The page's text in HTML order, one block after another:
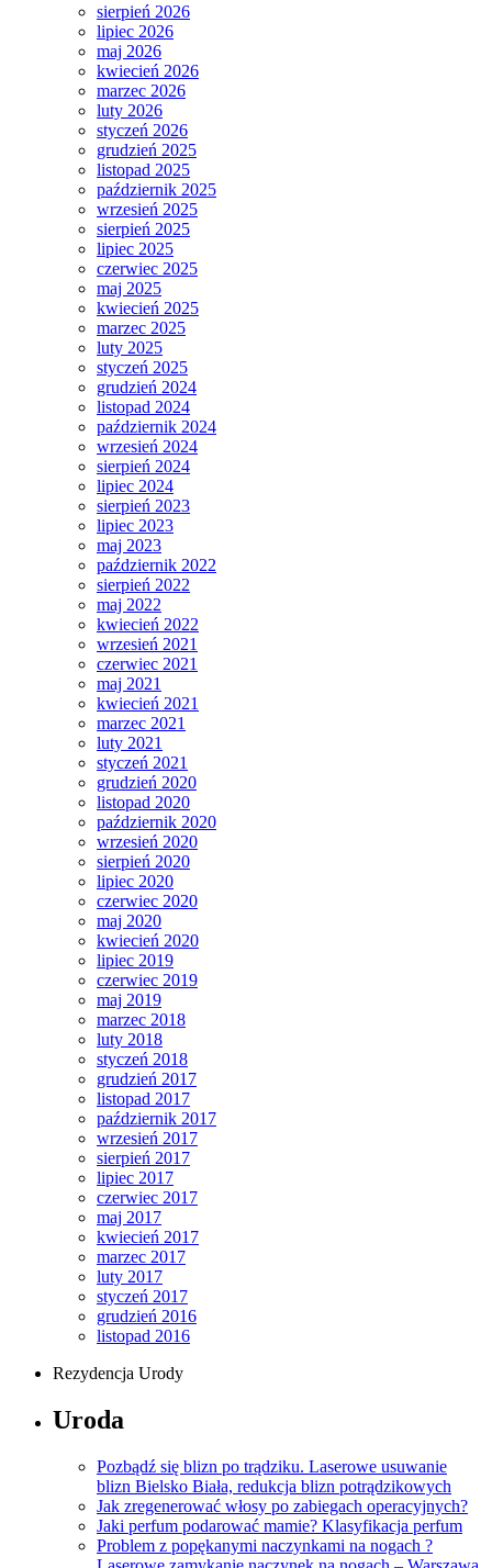
sierpień 2026
lipiec 2026
maj 2026
kwiecień 2026
marzec 2026
luty 2026
styczeń 2026
grudzień 2025
listopad 2025
październik 2025
wrzesień 2025
sierpień 2025
lipiec 2025
czerwiec 2025
maj 2025
kwiecień 2025
marzec 2025
luty 2025
styczeń 2025
grudzień 2024
listopad 2024
październik 2024
wrzesień 2024
sierpień 2024
lipiec 2024
sierpień 2023
lipiec 2023
maj 2023
październik 2022
sierpień 2022
maj 2022
kwiecień 2022
wrzesień 2021
czerwiec 2021
maj 2021
kwiecień 2021
marzec 2021
luty 2021
styczeń 2021
grudzień 2020
listopad 2020
październik 2020
wrzesień 2020
sierpień 2020
lipiec 2020
czerwiec 2020
maj 2020
kwiecień 2020
lipiec 2019
czerwiec 2019
maj 2019
marzec 2018
luty 2018
styczeń 2018
grudzień 2017
listopad 2017
październik 2017
wrzesień 2017
sierpień 2017
lipiec 2017
czerwiec 2017
maj 2017
kwiecień 2017
marzec 2017
luty 2017
styczeń 2017
grudzień 2016
listopad 2016
Rezydencja Urody
Uroda
Pozbądź się blizn po trądziku. Laserowe usuwanie
blizn Bielsko Biała, redukcja blizn potrądzikowych
Jak zregenerować włosy po zabiegach operacyjnych?
Jaki perfum podarować mamie? Klasyfikacja perfum
Problem z popękanymi naczynkami na nogach ?